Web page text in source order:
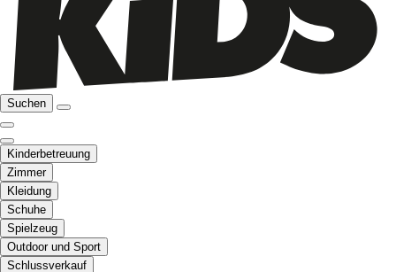
Suchen
Kinderbetreuung
Zimmer
Kleidung
Schuhe
Spielzeug
Outdoor und Sport
Schlussverkauf